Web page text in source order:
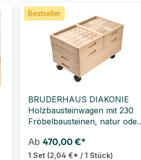
Bestseller
BRUDERHAUS DIAKONIE
Holzbausteinwagen mit 230
Fröbelbausteinen, natur oder
Ab 470,00 €*
1 Set (2,04 €* / 1 Stück)